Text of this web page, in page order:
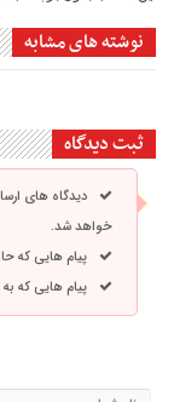
نوشته های مشابه
ثبت دیدگاه
دیدگاه های
خواهد شد.
پیام هایی که
پیام هایی که